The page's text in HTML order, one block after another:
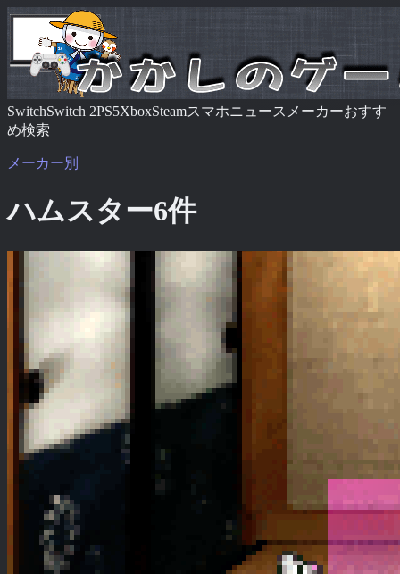
SwitchSwitch 2PS5XboxSteamスマホニュース メーカーおすす
め検索
メーカー別
ハムスター6件